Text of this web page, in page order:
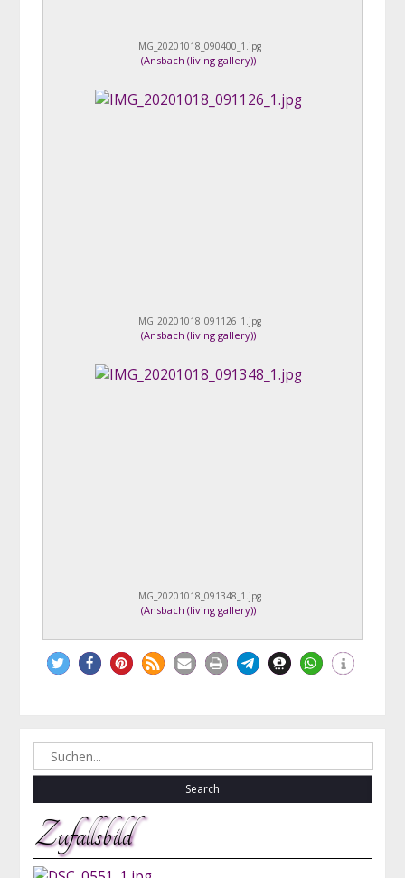
IMG_20201018_090400_1.jpg
(Ansbach (living gallery))
IMG_20201018_091126_1.jpg
(Ansbach (living gallery))
IMG_20201018_091348_1.jpg
(Ansbach (living gallery))
Search
for:
Zufallsbild